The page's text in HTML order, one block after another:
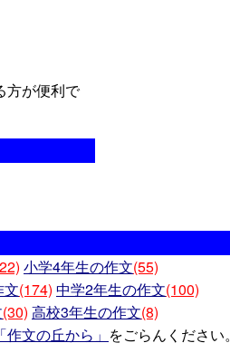
方が便利で
小学4年生の作文(55)
文(174) 中学2年生の作文(100)
(30) 高校3年生の作文(8)
「作文の丘から」 をごらんください。